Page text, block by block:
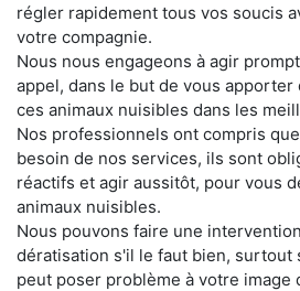
régler rapidement tous vos soucis
votre compagnie.
Nous nous engageons à agir
appel, dans le but de vous
ces animaux nuisibles dans les
Nos professionnels ont compris
besoin de nos services, ils sont
réactifs et agir aussitôt, pour vous
animaux nuisibles.
Nous pouvons faire une
dératisation s'il le faut bien, surtout
peut poser problème à votre image